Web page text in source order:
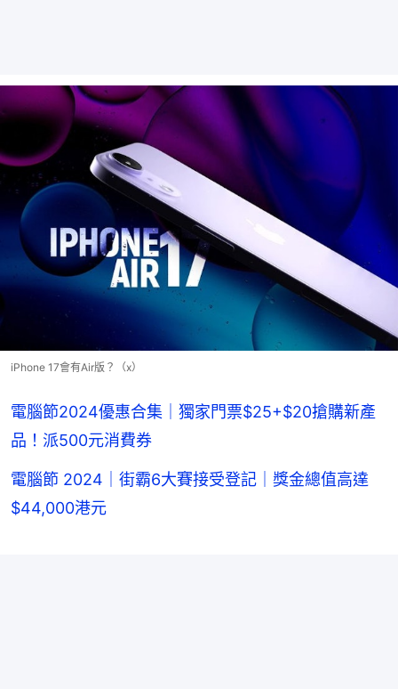
iPhone 17會有Air版？（x）
電腦節2024優惠合集｜獨家門票$25+$20搶購新產
品！派500元消費券
電腦節 2024｜街霸6大賽接受登記｜獎金總值高達
$44,000港元